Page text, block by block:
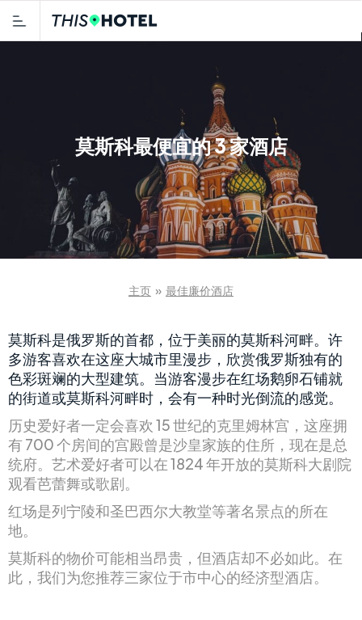
莫斯科最便宜的 3 家酒店
主页 » 最佳廉价酒店
莫斯科是俄罗斯的首都，位于美丽的莫斯科河畔。许
多游客喜欢在这座大城市里漫步，欣赏俄罗斯独有的
色彩斑斓的大型建筑。当游客漫步在红场鹅卵石铺就
的街道或莫斯科河畔时，会有一种时光倒流的感觉。
历史爱好者一定会喜欢 15 世纪的克里姆林宫，这座拥
有 700 个房间的宫殿曾是沙皇家族的住所，现在是总
统府。艺术爱好者可以在 1824 年开放的莫斯科大剧院
观看芭蕾舞或歌剧。
红场是列宁陵和圣巴西尔大教堂等著名景点的所在
地。
莫斯科的物价可能相当昂贵，但酒店却不必如此。在
此，我们为您推荐三家位于市中心的经济型酒店。